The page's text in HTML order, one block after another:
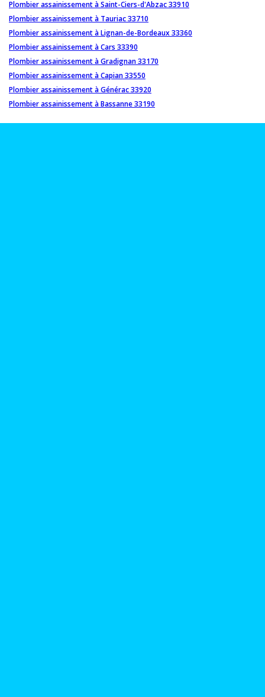
Plombier assainissement à Saint-Ciers-d'Abzac 33910
Plombier assainissement à Tauriac 33710
Plombier assainissement à Lignan-de-Bordeaux 33360
Plombier assainissement à Cars 33390
Plombier assainissement à Gradignan 33170
Plombier assainissement à Capian 33550
Plombier assainissement à Générac 33920
Plombier assainissement à Bassanne 33190